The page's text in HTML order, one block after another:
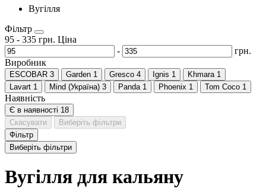
Вугілля
Фільтр
95 - 335 грн. Ціна
-
грн.
Виробник
ESCOBAR 3 Garden 1 Gresco 4 Ignis 1 Khmara 1
Lavart 1 Mind (Україна) 3 Panda 1 Phoenix 1 Tom Coco 1
Наявність
Є в наявності 18
Скасувати
Виберіть фільтри
Фільтр
Виберіть фільтри
Вугілля для кальяну